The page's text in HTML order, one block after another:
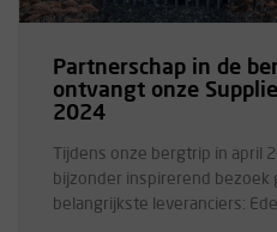
Partnerschap in de
ontvangt onze
2024
Tijdens onze bergtrip in april
bijzonder inspirerend bezoek
belangrijkste leveranciers: